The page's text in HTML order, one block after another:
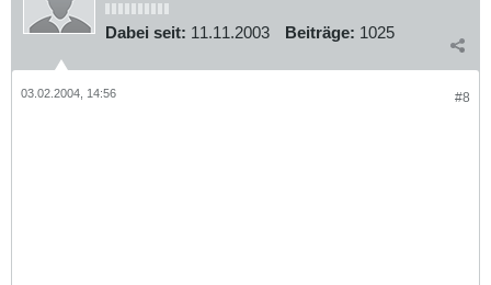
Dabei seit: 11.11.2003 Beiträge: 1025
#8
03.02.2004, 14:56